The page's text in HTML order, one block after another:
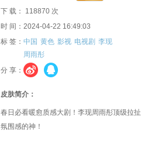
下 载： 118870 次
时 间：2024-04-22 16:49:03
标 签： 中国 黄色 影视 电视剧 李现
周雨彤
分 享：
皮肤简介：
春日必看暖愈质感大剧！李现周雨彤顶级拉扯
氛围感的神！